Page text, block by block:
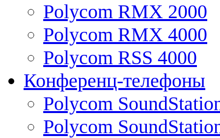
Polycom RMX 2000
Polycom RMX 4000
Polycom RSS 4000
Конференц-телефоны
Polycom
Polycom